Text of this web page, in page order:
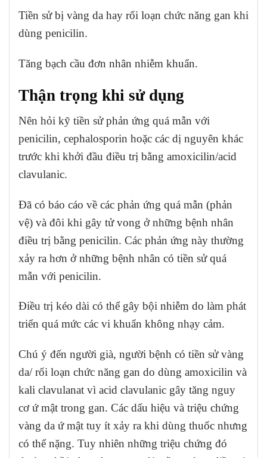
Tiền sử bị vàng da hay rối loạn chức năng gan khi
dùng penicilin.
Tăng bạch cầu đơn nhân nhiễm khuẩn.
Thận trọng khi sử dụng
Nên hỏi kỹ tiền sử phản ứng quá mẫn với
penicilin, cephalosporin hoặc các dị nguyên khác
trước khi khởi đầu điều trị bằng amoxicilin/acid
clavulanic.
Đã có báo cáo về các phản ứng quá mẫn (phản
vệ) và đôi khi gây tử vong ở những bệnh nhân
điều trị bằng penicilin. Các phản ứng này thường
xảy ra hơn ở những bệnh nhân có tiền sử quá
mẫn với penicilin.
Điều trị kéo dài có thể gây bội nhiễm do làm phát
triển quá mức các vi khuẩn không nhạy cảm.
Chú ý đến người già, người bệnh có tiền sử vàng
da/ rối loạn chức năng gan do dùng amoxicilin và
kali clavulanat vì acid clavulanic gây tăng nguy
cơ ứ mật trong gan. Các dấu hiệu và triệu chứng
vàng da ứ mật tuy ít xảy ra khi dùng thuốc nhưng
có thể nặng. Tuy nhiên những triệu chứng đó